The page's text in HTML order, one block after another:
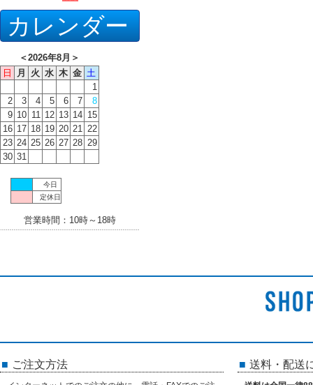
カレンダー
＜2026年8月 ＞
日
月 火 水 木 金 土
1
2
3 4 5 6 7
8
9 10 11 12 13 14 15
16 17 18 19 20 21 22
23 24 25 26 27 28 29
30 31
今日
定休日
営業時間：10時～18時
ご注文方法 送料・配送